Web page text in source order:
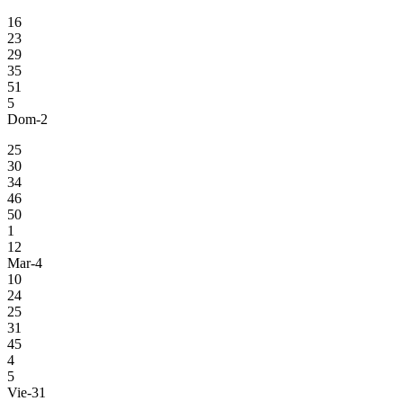
16
23
29
35
51
5
Dom-2
25
30
34
46
50
1
12
Mar-4
10
24
25
31
45
4
5
Vie-31